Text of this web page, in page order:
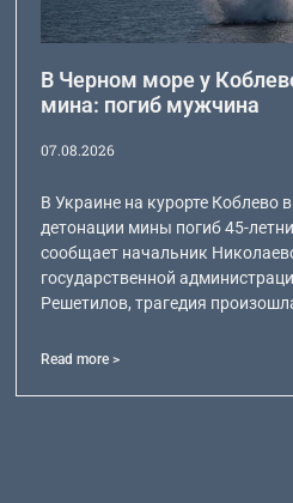
В Черном море у
мина: погиб мужчина
07.08.2026
В Украине на курорте Коблево
детонации мины погиб 45-
сообщает начальник
государственной
Решетилов, трагедия
Read more >